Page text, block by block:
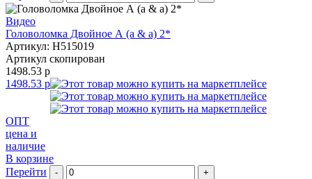
Видео
Головоломка Двойное А (a & a) 2*
Артикул: H515019
Артикул скопирован
1498.53 р
1498.53 р
ОПТ
цена и
наличие
В корзине
Перейти
- +